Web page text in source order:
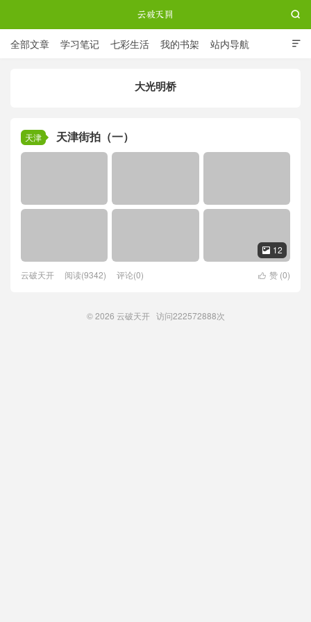

全部文章 学习笔记 七彩生活 我的书架 站内导航

大光明桥
天津 天津街拍（一）
 12
 赞 (0)
云破天开 阅读(9342) 评论(0)
© 2026 云破天开访问222572888次